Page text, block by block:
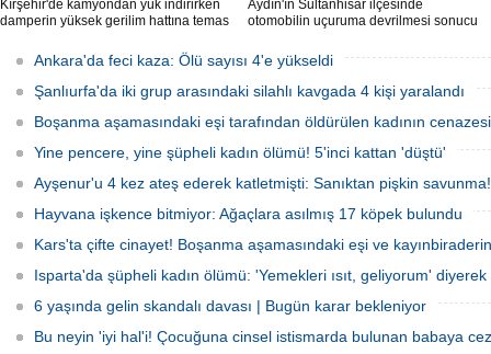
Kırşehir'de kamyondan yük indirirken
damperin yüksek gerilim hattına temas
sürücü hayatını kaybetti.
Aydın'ın Sultanhisar ilçesinde
otomobilin uçuruma devrilmesi sonucu
Ankara'da feci kaza: Ölü sayısı 4'e yükseldi
Şanlıurfa'da iki grup arasındaki silahlı kavgada 4 kişi yaralandı
Boşanma aşamasındaki eşi tarafından öldürülen kadının
Yine pencere, yine şüpheli kadın ölümü! 5'inci kattan 'düştü'
Ayşenur'u 4 kez ateş ederek katletmişti: Sanıktan pişkin savunma!
Hayvana işkence bitmiyor: Ağaçlara asılmış 17 köpek bulundu
Kars'ta çifte cinayet! Boşanma aşamasındaki eşi ve
Isparta'da şüpheli kadın ölümü: 'Yemekleri ısıt, geliyorum' diyerek
6 yaşında gelin skandalı davası | Bugün karar bekleniyor
Bu neyin 'iyi hal'i! Çocuğuna cinsel istismarda bulunan babaya